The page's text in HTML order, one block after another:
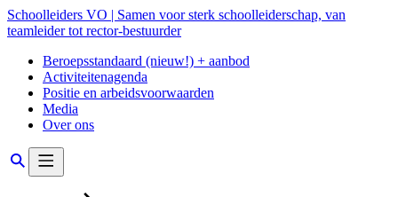
Schoolleiders VO | Samen voor sterk schoolleiderschap, van
teamleider tot rector-bestuurder
Beroepsstandaard (nieuw!) + aanbod
Activiteitenagenda
Positie en arbeidsvoorwaarden
Media
Over ons